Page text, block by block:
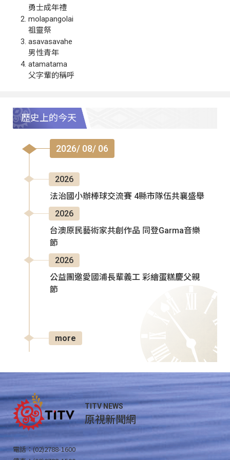
勇士成年禮
molapangolai
祖靈祭
asavasavahe
男性青年
atamatama
父字輩的稱呼
歷史上的今天
2026/ 08/ 06
2026
法治國小辦棒球交流賽 4縣市隊伍共襄盛舉
2026
台澳原民藝術家共創作品 同登Garma音樂
節
2026
公益團邀愛國浦長輩義工 彩繪蛋糕慶父親
節
more
TITV NEWS
原視新聞網
電話：(02)2788-1600